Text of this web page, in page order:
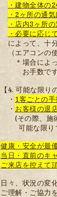
・建物全体の
・2ヶ所の通気
・店内3ヶ所
・必要に応じ
によって、十分
（エアコンの
＊場合によっ
お手数ですが
【4. 可能な限り
・ 1客ごとの手
・ お客様の退
(その際、施術
可能な限り
健康・安全が最
当日・直前のキ
ご来店を控えて
日々、状況の変
ご理解・ご協力